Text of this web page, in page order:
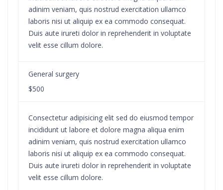
adinim veniam, quis nostrud exercitation ullamco
laboris nisi ut aliquip ex ea commodo consequat.
Duis aute irureti dolor in reprehenderit in voluptate
velit esse cillum dolore.
General surgery
$500
Consectetur adipisicing elit sed do eiusmod tempor
incididunt ut labore et dolore magna aliqua enim
adinim veniam, quis nostrud exercitation ullamco
laboris nisi ut aliquip ex ea commodo consequat.
Duis aute irureti dolor in reprehenderit in voluptate
velit esse cillum dolore.